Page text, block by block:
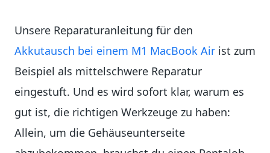
Unsere Reparaturanleitung für den
Akkutausch bei einem M1 MacBook Air ist zum
Beispiel als mittelschwere Reparatur
eingestuft. Und es wird sofort klar, warum es
gut ist, die richtigen Werkzeuge zu haben:
Allein, um die Gehäuseunterseite